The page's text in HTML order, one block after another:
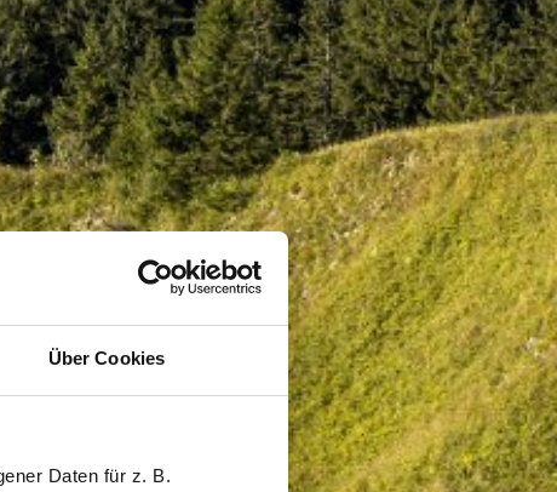
Über Cookies
Daten für z. B.